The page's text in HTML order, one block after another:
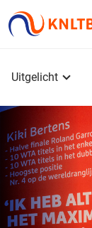
Uitgelicht